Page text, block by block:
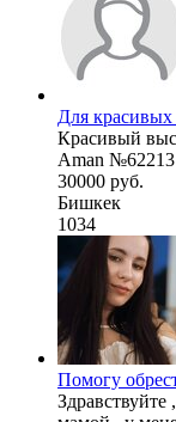
Для
Красивый
Aman №62213
30000 руб.
Бишкек
1034
Помогу